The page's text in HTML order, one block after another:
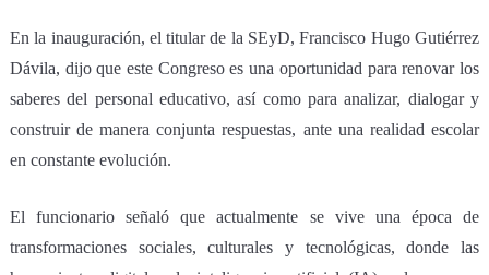
En la inauguración, el titular de la SEyD, Francisco Hugo Gutiérrez
Dávila, dijo que este Congreso es una oportunidad para renovar los
saberes del personal educativo, así como para analizar, dialogar y
construir de manera conjunta respuestas, ante una realidad escolar
en constante evolución.
El funcionario señaló que actualmente se vive una época de
transformaciones sociales, culturales y tecnológicas, donde las